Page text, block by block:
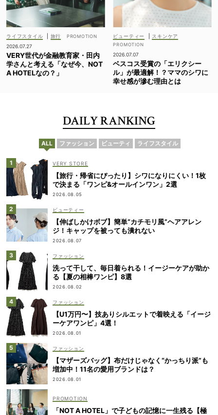
ライフスタイル
旅行
2026.07.27
VERY世代が金融教育家・田内
学さんと考える「なぜ今、NOT
A HOTELなの？」
ビューティー スキンケア
2026.07.07
ベスコス受賞の「エリクシー
ル」が最適解！？ママのシワに
幸せ感が滲む理由とは
DAILY RANKING
ALL ファッション ビューティ ライフスタイル
VERY STORE
【旅行・帰省にぴったり】シワになりにくい！1枚
で決まる「ワンピ&オールインワン」2選
2026.08.05
ビューティー
【伸ばしかけボブ】簡単“カチモリ風”ヘアアレン
ジ！キャップを被っても潰れない
2026.08.07
ファッション
洗って干して、毎日着られる！イージーケアが助か
る【夏の相棒ワンピ】8選
2026.08.02
ファッション
【U1万円〜】技ありシルエットで着映える「イージ
ーケアワンピ」4選！
2026.08.01
ファッション
【マザーズバッグ】布だけじゃなく“かっちり派”も
増加中！11名の愛用ブランドは？
2026.08.01
「NOT A HOTEL」で子どもの記憶に一生残る【極